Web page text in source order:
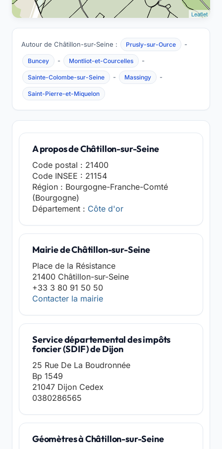
Leaflet
Autour de Châtillon-sur-Seine : Prusly-sur-Ource -
Buncey - Montliot-et-Courcelles -
Sainte-Colombe-sur-Seine - Massingy -
Saint-Pierre-et-Miquelon
A propos de Châtillon-sur-Seine
Code postal : 21400
Code INSEE : 21154
Région : Bourgogne-Franche-Comté
(Bourgogne)
Département : Côte d'or
Mairie de Châtillon-sur-Seine
Place de la Résistance
21400 Châtillon-sur-Seine
+33 3 80 91 50 50
Contacter la mairie
Service départemental des impôts
foncier (SDIF) de Dijon
25 Rue De La Boudronnée
Bp 1549
21047 Dijon Cedex
0380286565
Géomètres à Châtillon-sur-Seine